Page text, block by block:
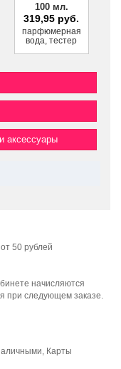
100 мл.
319,95 руб.
парфюмерная
вода, тестер
аксессуары
50 рублей
начисляются
при следующем заказе.
Карты